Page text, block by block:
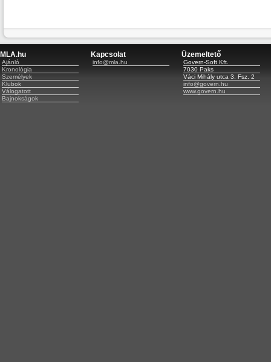
MLA.hu
Ajánló
Kronológia
Személyek
Klubok
Válogatott
Bajnokságok
Kapcsolat
info@mla.hu
Üzemeltető
Govern-Soft Kft.
7030 Paks
Váci Mihály utca 3. Fsz. 2
info@govern.hu
www.govern.hu